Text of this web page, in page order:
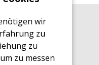
wir
zu
zu
zu messen